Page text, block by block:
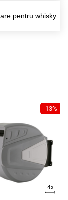
pentru whisky
-13%
4x